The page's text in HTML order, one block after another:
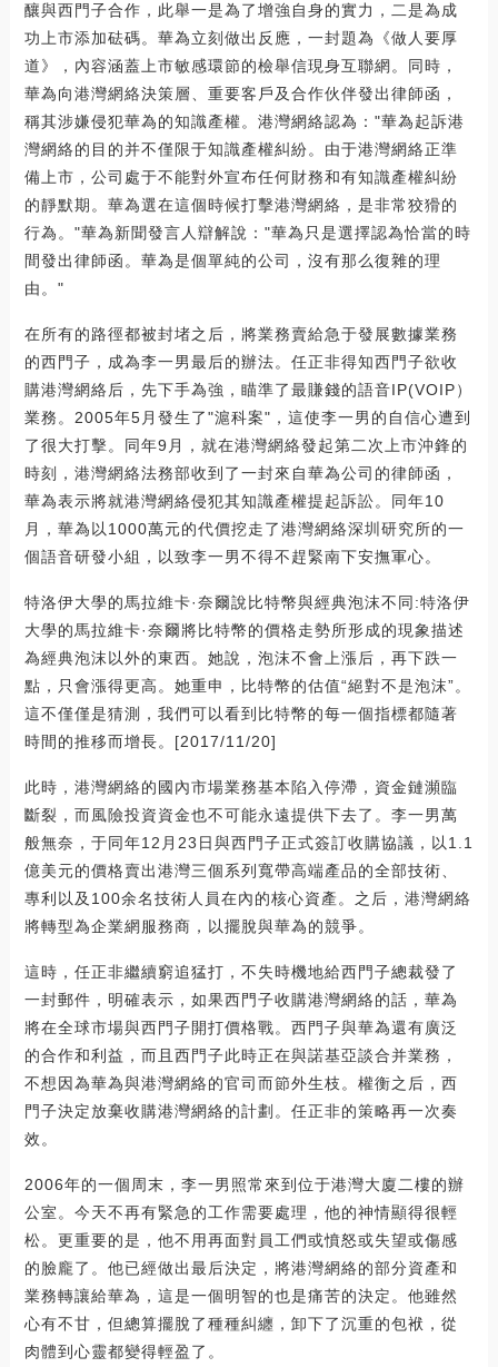
釀與西門子合作，此舉一是為了增強自身的實力，二是為成
功上市添加砝碼。華為立刻做出反應，一封題為《做人要厚
道》，內容涵蓋上市敏感環節的檢舉信現身互聯網。同時，
華為向港灣網絡決策層、重要客戶及合作伙伴發出律師函，
稱其涉嫌侵犯華為的知識產權。港灣網絡認為："華為起訴港
灣網絡的目的并不僅限于知識產權糾紛。由于港灣網絡正準
備上市，公司處于不能對外宣布任何財務和有知識產權糾紛
的靜默期。華為選在這個時候打擊港灣網絡，是非常狡猾的
行為。"華為新聞發言人辯解說："華為只是選擇認為恰當的時
間發出律師函。華為是個單純的公司，沒有那么復雜的理
由。"
在所有的路徑都被封堵之后，將業務賣給急于發展數據業務
的西門子，成為李一男最后的辦法。任正非得知西門子欲收
購港灣網絡后，先下手為強，瞄準了最賺錢的語音IP(VOIP）
業務。2005年5月發生了"滬科案"，這使李一男的自信心遭到
了很大打擊。同年9月，就在港灣網絡發起第二次上市沖鋒的
時刻，港灣網絡法務部收到了一封來自華為公司的律師函，
華為表示將就港灣網絡侵犯其知識產權提起訴訟。同年10
月，華為以1000萬元的代價挖走了港灣網絡深圳研究所的一
個語音研發小組，以致李一男不得不趕緊南下安撫軍心。
特洛伊大學的馬拉維卡·奈爾說比特幣與經典泡沫不同:特洛伊
大學的馬拉維卡·奈爾將比特幣的價格走勢所形成的現象描述
為經典泡沫以外的東西。她說，泡沫不會上漲后，再下跌一
點，只會漲得更高。她重申，比特幣的估值“絕對不是泡沫”。
這不僅僅是猜測，我們可以看到比特幣的每一個指標都隨著
時間的推移而增長。[2017/11/20]
此時，港灣網絡的國內市場業務基本陷入停滯，資金鏈瀕臨
斷裂，而風險投資資金也不可能永遠提供下去了。李一男萬
般無奈，于同年12月23日與西門子正式簽訂收購協議，以1.1
億美元的價格賣出港灣三個系列寬帶高端產品的全部技術、
專利以及100余名技術人員在內的核心資產。之后，港灣網絡
將轉型為企業網服務商，以擺脫與華為的競爭。
這時，任正非繼續窮追猛打，不失時機地給西門子總裁發了
一封郵件，明確表示，如果西門子收購港灣網絡的話，華為
將在全球市場與西門子開打價格戰。西門子與華為還有廣泛
的合作和利益，而且西門子此時正在與諾基亞談合并業務，
不想因為華為與港灣網絡的官司而節外生枝。權衡之后，西
門子決定放棄收購港灣網絡的計劃。任正非的策略再一次奏
效。
2006年的一個周末，李一男照常來到位于港灣大廈二樓的辦
公室。今天不再有緊急的工作需要處理，他的神情顯得很輕
松。更重要的是，他不用再面對員工們或憤怒或失望或傷感
的臉龐了。他已經做出最后決定，將港灣網絡的部分資產和
業務轉讓給華為，這是一個明智的也是痛苦的決定。他雖然
心有不甘，但總算擺脫了種種糾纏，卸下了沉重的包袱，從
肉體到心靈都變得輕盈了。